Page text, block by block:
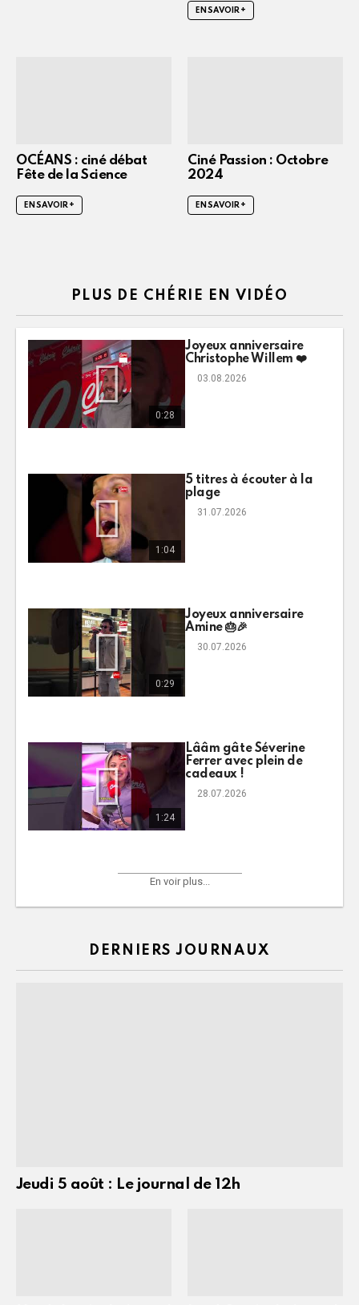
EN SAVOIR +
OCÉANS : ciné débat
Fête de la Science
EN SAVOIR +
Ciné Passion : Octobre
2024
EN SAVOIR +
PLUS DE CHÉRIE EN VIDÉO
0:28
Joyeux anniversaire
Christophe Willem ❤️
03.08.2026
1:04
5 titres à écouter à la
plage
31.07.2026
0:29
Joyeux anniversaire
Amine 🎂🎉
30.07.2026
1:24
Lââm gâte Séverine
Ferrer avec plein de
cadeaux !
28.07.2026
En voir plus...
DERNIERS JOURNAUX
Jeudi 5 août : Le journal de 12h